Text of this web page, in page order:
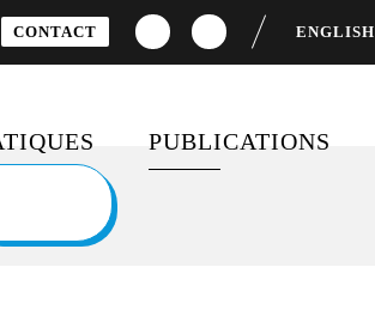
CONTACT ENGLISH
DU
PUBLICATIONS